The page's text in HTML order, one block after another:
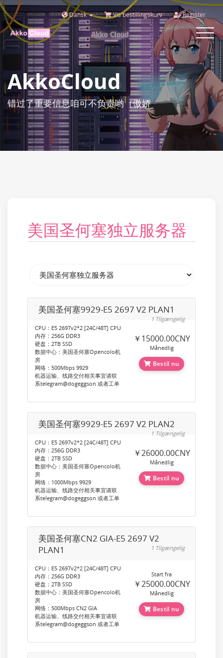
Dansk Vis bestillingskurv Register
Toggle
AkkoCloud
错过了重要信息咱可不负责哟（傲娇
美国圣何塞独立服务器
美国圣何塞9929-E5 2697 V2 PLAN1
1 Tilgængelig
CPU：E5 2697v2*2 [24C/48T] CPU
内存：256G DDR3
硬盘：2TB SSD
数据中心：美国圣何塞Opencolo机
房
网络：500Mbps 9929
机器运输、线路交付相关事宜请联
系telegram@dogeggson 或者工单
￥15000.00CNY
Månedlig
Bestil nu
美国圣何塞9929-E5 2697 V2 PLAN2
1 Tilgængelig
CPU：E5 2697v2*2 [24C/48T] CPU
内存：256G DDR3
硬盘：2TB SSD
数据中心：美国圣何塞Opencolo机
房
网络：1000Mbps 9929
机器运输、线路交付相关事宜请联
系telegram@dogeggson 或者工单
￥26000.00CNY
Månedlig
Bestil nu
美国圣何塞CN2 GIA-E5 2697 V2
PLAN1
1 Tilgængelig
CPU：E5 2697v2*2 [24C/48T] CPU
内存：256G DDR3
硬盘：2TB SSD
数据中心：美国圣何塞Opencolo机
房
网络：500Mbps CN2 GIA
机器运输、线路交付相关事宜请联
系telegram@dogeggson 或者工单
Start fra
￥25000.00CNY
Månedlig
Bestil nu